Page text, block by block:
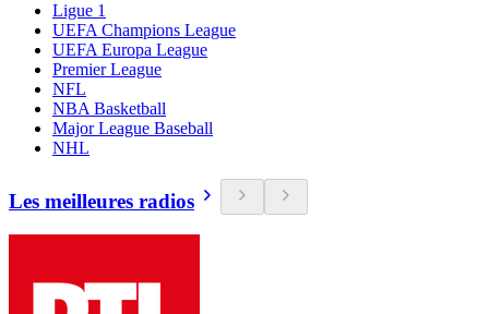
Ligue 1
UEFA Champions League
UEFA Europa League
Premier League
NFL
NBA Basketball
Major League Baseball
NHL
Les meilleures radios